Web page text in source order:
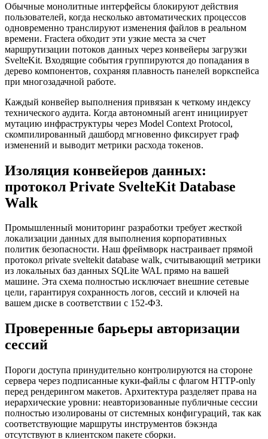
Обычные монолитные интерфейсы блокируют действия
пользователей, когда несколько автоматических процессов
одновременно транслируют изменения файлов в реальном
времени. Fractera обходит эти узкие места за счет
маршрутизации потоков данных через конвейеры загрузки
SvelteKit. Входящие события группируются до попадания в
дерево компонентов, сохраняя плавность панелей воркспейса
при многозадачной работе.
Каждый конвейер выполнения привязан к четкому индексу
технического аудита. Когда автономный агент инициирует
мутацию инфраструктуры через Model Context Protocol,
скомпилированный дашборд мгновенно фиксирует граф
изменений и выводит метрики расхода токенов.
Изоляция конвейеров данных:
протокол Private SvelteKit Database
Walk
Промышленный мониторинг разработки требует жесткой
локализации данных для выполнения корпоративных
политик безопасности. Наш фреймворк настраивает прямой
протокол private sveltekit database walk, считывающий метрики
из локальных баз данных SQLite WAL прямо на вашей
машине. Эта схема полностью исключает внешние сетевые
цели, гарантируя сохранность логов, сессий и ключей на
вашем диске в соответствии с 152-ФЗ.
Проверенные барьеры авторизации
сессий
Пороги доступа принудительно контролируются на стороне
сервера через подписанные куки-файлы с флагом HTTP-only
перед рендерингом макетов. Архитектура разделяет права на
иерархические уровни: неавторизованные публичные сессии
полностью изолированы от системных конфигураций, так как
соответствующие маршруты инструментов бэкэнда
отсутствуют в клиентском пакете сборки.